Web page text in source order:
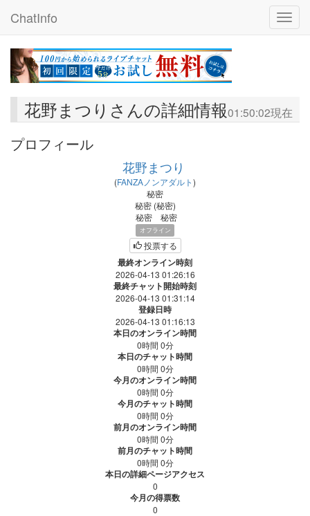
Toggle
ChatInfo
花野まつりさんの詳細情報01:50:02現在
プロフィール
花野まつり
(FANZAノンアダルト)
秘密
秘密(秘密)
秘密
秘密
オフライン
投票する
最終オンライン時刻
2026-04-13 01:26:16
最終チャット開始時刻
2026-04-13 01:31:14
登録日時
2026-04-13 01:16:13
本日のオンライン時間
0時間 0分
本日のチャット時間
0時間 0分
今月のオンライン時間
0時間 0分
今月のチャット時間
0時間 0分
前月のオンライン時間
0時間 0分
前月のチャット時間
0時間 0分
本日の詳細ページアクセス
0
今月の得票数
0